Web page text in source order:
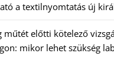
a textilnyomtatás új
műtét előtti kötelező
mikor lehet szükség